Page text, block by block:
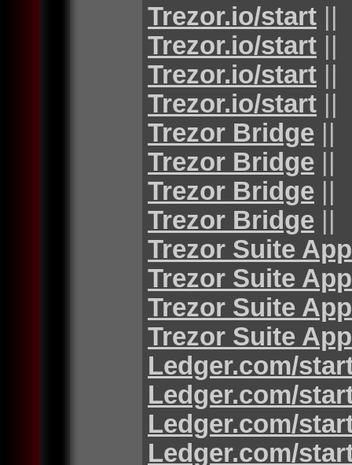
Trezor.io/start ||
Trezor.io/start ||
Trezor.io/start ||
Trezor.io/start ||
Trezor Bridge ||
Trezor Bridge ||
Trezor Bridge ||
Trezor Bridge ||
Trezor Suite App
Trezor Suite App
Trezor Suite App
Trezor Suite App
Ledger.com/
Ledger.com/
Ledger.com/
Ledger.com/